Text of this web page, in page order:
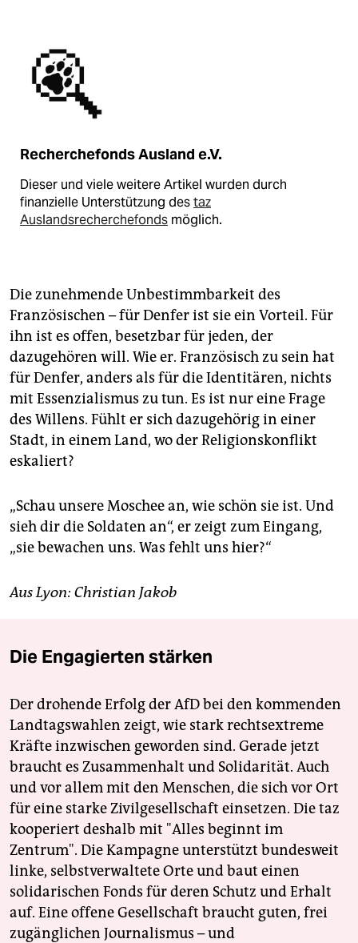
Recherchefonds Ausland e.V.
Dieser und viele weitere Artikel wurden durch
finanzielle Unterstützung destaz
Auslandsrecherchefonds möglich.
Die zunehmende Unbestimmbarkeit des
Französischen – für Denfer ist sie ein Vorteil. Für
ihn ist es offen, besetzbar für jeden, der
dazugehören will. Wie er. Französisch zu sein hat
für Denfer, anders als für die Identitären, nichts
mit Essenzialismus zu tun. Es ist nur eine Frage
des Willens. Fühlt er sich dazugehörig in einer
Stadt, in einem Land, wo der Re­li­gions­kon­flikt
eskaliert?
„Schau unsere Moschee an, wie schön sie ist. Und
sieh dir die Soldaten an“, er zeigt zum Eingang,
„sie bewachen uns. Was fehlt uns hier?“
Aus Lyon: Christian Jakob
Die Engagierten stärken
Der drohende Erfolg der AfD bei den kommenden
Landtagswahlen zeigt, wie stark rechtsextreme
Kräfte inzwischen geworden sind. Gerade jetzt
braucht es Zusammenhalt und Solidarität. Auch
und vor allem mit den Menschen, die sich vor Ort
für eine starke Zivilgesellschaft einsetzen. Die taz
kooperiert deshalb mit "Alles beginnt im
Zentrum". Die Kampagne unterstützt bundesweit
linke, selbstverwaltete Orte und baut einen
solidarischen Fonds für deren Schutz und Erhalt
auf. Eine offene Gesellschaft braucht guten, frei
zugänglichen Journalismus – und